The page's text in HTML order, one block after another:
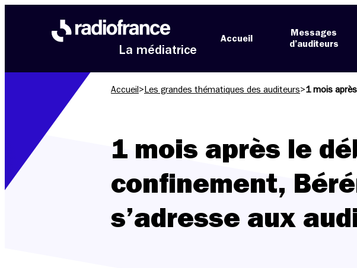
La médiatrice
Accueil
Messages
d’auditeurs
Accueil > Les grandes thématiques des auditeurs>1 mois
1 mois après le
confinement,
s’adresse aux